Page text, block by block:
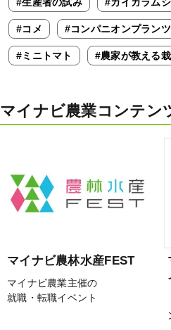
#コメ #コンパニオンプランツ
#ミニトマト #農家が教える
マイナビ農業コンテン
マイナビ農林水産FEST
マイナビ農業主催の
就職・転職イベント